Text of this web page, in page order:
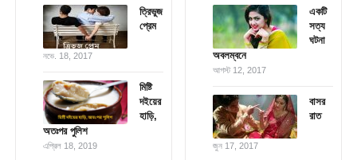
ত্রিভুজ
প্রেম
নভে. 18, 2017
মিষ্টি
দইয়ের
হাড়ি,
অতঃপর পুলিশ
এপ্রিল 18, 2019
একটি
সত্য
ঘটনা
অবলম্বনে
আগস্ট 12, 2017
বাসর
রাত
জুন 17, 2017